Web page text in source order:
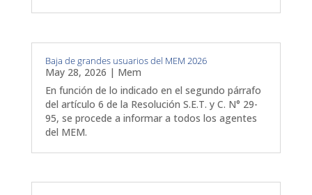
Baja de grandes usuarios del MEM 2026
May 28, 2026 | Mem
En función de lo indicado en el segundo párrafo
del artículo 6 de la Resolución S.E.T. y C. N° 29-
95, se procede a informar a todos los agentes
del MEM.